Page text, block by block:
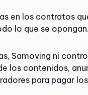
los contratos
lo que se opongan.
Samoving ni
los contenidos,
para pagar